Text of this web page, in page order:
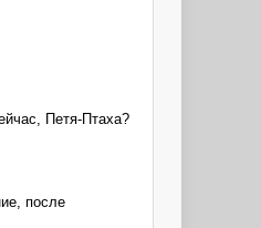
Петя-Птаха?
после